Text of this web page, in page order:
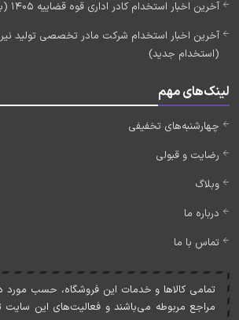
آخرین اخبار استخدام کادر اداری قوه قضاییه 1405 (به زودی)
(استخدام جدید)
لینک‌های مهم
چهارشنبه‌های تخفیفی
رضایت و قبولی
وبلاگ
درباره ما
تماس با ما
تمامی کالاها و خدمات اين فروشگاه، حسب مورد
مراجع مربوطه می‌باشند و فعاليت‌های اين سايت